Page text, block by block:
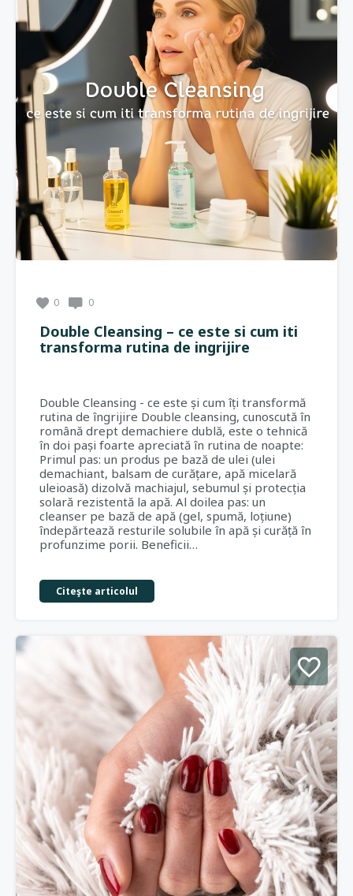
0 0
Double Cleansing – ce este si cum iti
transforma rutina de ingrijire
Double Cleansing - ce este și cum îți transformă
rutina de îngrijire Double cleansing, cunoscută în
română drept demachiere dublă, este o tehnică
în doi pași foarte apreciată în rutina de noapte:
Primul pas: un produs pe bază de ulei (ulei
demachiant, balsam de curățare, apă micelară
uleioasă) dizolvă machiajul, sebumul și protecția
solară rezistentă la apă. Al doilea pas: un
cleanser pe bază de apă (gel, spumă, loțiune)
îndepărtează resturile solubile în apă și curăță în
profunzime porii. Beneficii…
Citeşte articolul